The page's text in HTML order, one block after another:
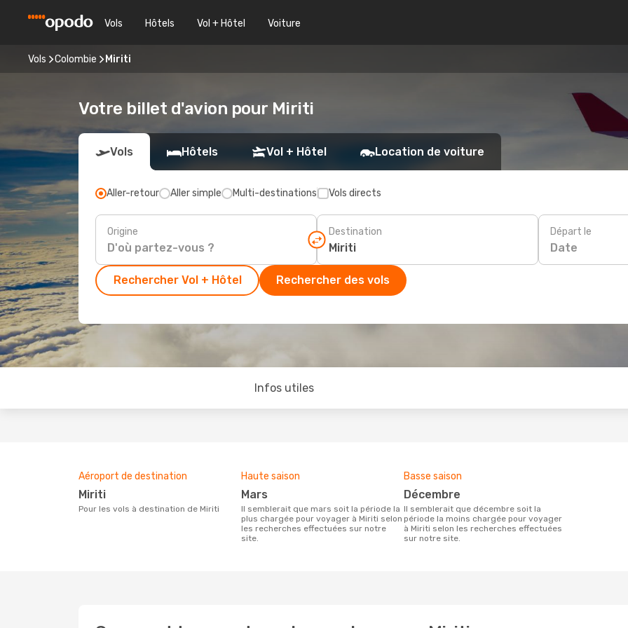
Vols Hôtels Vol + Hôtel Voiture
Vols Colombie Miriti
Votre billet d'avion pour Miriti
Vols Hôtels Vol + Hôtel Location de voiture
Aller-retour Aller simple Multi-destinations Vols directs
Origine Destination Départ le
Date
Rechercher Vol + Hôtel Rechercher des vols
Infos utiles
Aéroport de destination
Miriti
Pour les vols à destination de Miriti
Haute saison
mars
Il semblerait que mars soit la période la
plus chargée pour voyager à Miriti selon
les recherches effectuées sur notre
site.
Basse saison
décembre
Il semblerait que décembre soit la
période la moins chargée pour voyager
à Miriti selon les recherches effectuées
sur notre site.